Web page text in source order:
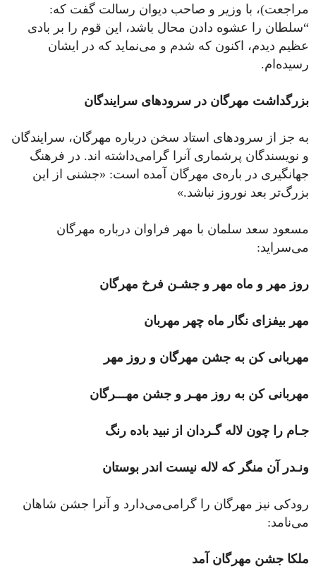
مراجعت)، با وزیر و صاحب دیوان رسالت گفت که:
“سلطان را عشوه دادن محال باشد، این قوم را بر بادی
عظیم دیدم، اکنون که شدم و می‌نماید که در ایشان
رسیده‌ام.
بزرگداشت مهرگان در سرودهای سرایندگان
به جز از سرودهای استاد سخن درباره مهرگان، سرایندگان
و نویسندگان پرشماری آنرا گرامی‌داشته اند. در فرهنگ
جهانگیری در باره‌ی مهرگان آمده است: «جشنی از این
بزرگ‌تر بعد نوروز نباشد.»
مسعود سعد سلمان با مهر فراوان درباره مهرگان
می‌سراید:
روز مهر و ماه مهر و جشـن فرخ مهرگان
مهر بیفزای نگار ماه چهر مهربان
مهربانی کن به جشن مهرگان و روز مهر
مهربانی کن به روز مهـر و جشن مهـــرگان
جـام را چون لاله گـردان از نبید باده ‌رنگ
ونـدر آن منگر که لاله نیست اندر بوستان
رودکی نیز مهرگان را گرامی‌می‌دارد و آنرا جشن شاهان
می‌نامد:
ملکا جشن مهرگان آمد